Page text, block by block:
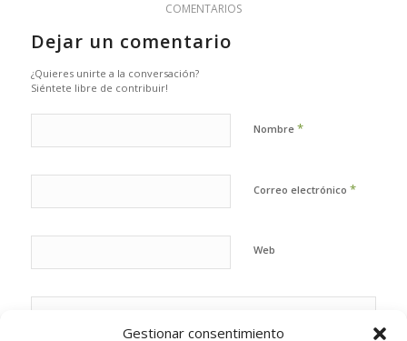
Gestionar consentimiento
COMENTARIOS
Dejar un comentario
¿Quieres unirte a la conversación?
Siéntete libre de contribuir!
Nombre *
Correo electrónico *
Web